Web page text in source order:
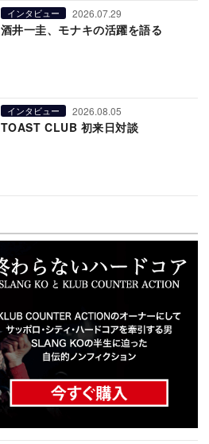
インタビュー 2026.07.29
酒井一圭、モナキの活躍を語る
インタビュー 2026.08.05
TOAST CLUB 初来日対談